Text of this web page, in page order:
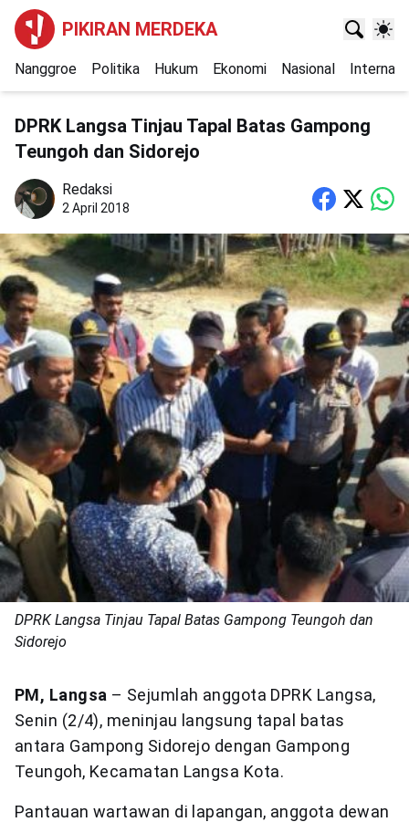
PIKIRAN MERDEKA
Nanggroe Politika Hukum Ekonomi Nasional
DPRK Langsa Tinjau Tapal Batas Gampong
Teungoh dan Sidorejo
Redaksi
2 April 2018
DPRK Langsa Tinjau Tapal Batas Gampong Teungoh dan
Sidorejo
PM, Langsa – Sejumlah anggota DPRK Langsa,
Senin (2/4), meninjau langsung tapal batas
antara Gampong Sidorejo dengan Gampong
Teungoh, Kecamatan Langsa Kota.
Pantauan wartawan di lapangan, anggota dewan